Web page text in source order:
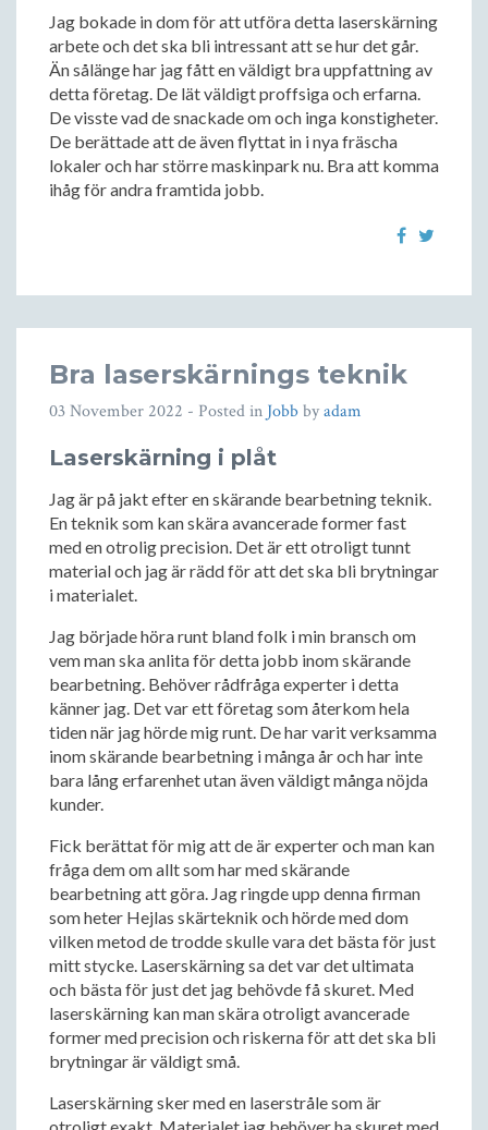
Jag bokade in dom för att utföra detta laserskärning
arbete och det ska bli intressant att se hur det går.
Än sålänge har jag fått en väldigt bra uppfattning av
detta företag. De lät väldigt proffsiga och erfarna.
De visste vad de snackade om och inga konstigheter.
De berättade att de även flyttat in i nya fräscha
lokaler och har större maskinpark nu. Bra att komma
ihåg för andra framtida jobb.
Bra laserskärnings teknik
03 November 2022 - Posted in Jobbbyadam
Laserskärning i plåt
Jag är på jakt efter en skärande bearbetning teknik.
En teknik som kan skära avancerade former fast
med en otrolig precision. Det är ett otroligt tunnt
material och jag är rädd för att det ska bli brytningar
i materialet.
Jag började höra runt bland folk i min bransch om
vem man ska anlita för detta jobb inom skärande
bearbetning. Behöver rådfråga experter i detta
känner jag. Det var ett företag som återkom hela
tiden när jag hörde mig runt. De har varit verksamma
inom skärande bearbetning i många år och har inte
bara lång erfarenhet utan även väldigt många nöjda
kunder.
Fick berättat för mig att de är experter och man kan
fråga dem om allt som har med skärande
bearbetning att göra. Jag ringde upp denna firman
som heter Hejlas skärteknik och hörde med dom
vilken metod de trodde skulle vara det bästa för just
mitt stycke. Laserskärning sa det var det ultimata
och bästa för just det jag behövde få skuret. Med
laserskärning kan man skära otroligt avancerade
former med precision och riskerna för att det ska bli
brytningar är väldigt små.
Laserskärning sker med en laserstråle som är